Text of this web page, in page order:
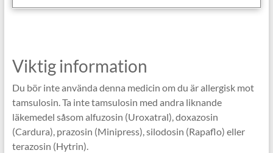
Viktig information
Du bör inte använda denna medicin om du är allergisk mot
tamsulosin. Ta inte tamsulosin med andra liknande
läkemedel såsom alfuzosin (Uroxatral), doxazosin
(Cardura), prazosin (Minipress), silodosin (Rapaflo) eller
terazosin (Hytrin).